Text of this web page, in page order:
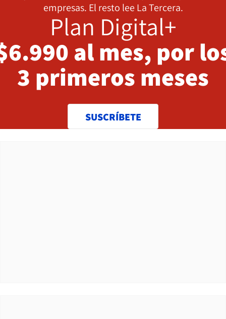
empresas. El resto lee La Tercera.
Plan Digital+
al mes, por
3 primeros meses
SUSCRÍBETE